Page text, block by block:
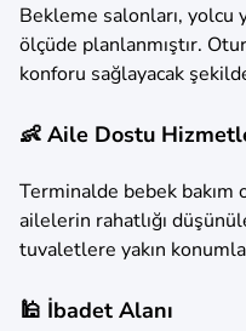
Bekleme salonları, yolcu
ölçüde planlanmıştır.
konforu sağlayacak
👶 Aile Dostu
Terminalde bebek bakım
ailelerin rahatlığı
tuvaletlere yakın
🕌 İbadet Alanı